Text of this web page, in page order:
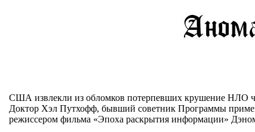
США извлекли из обломков потерпевших крушение НЛО
Доктор Хэл Путхофф, бывший советник Программы
режиссером фильма «Эпоха раскрытия информации»